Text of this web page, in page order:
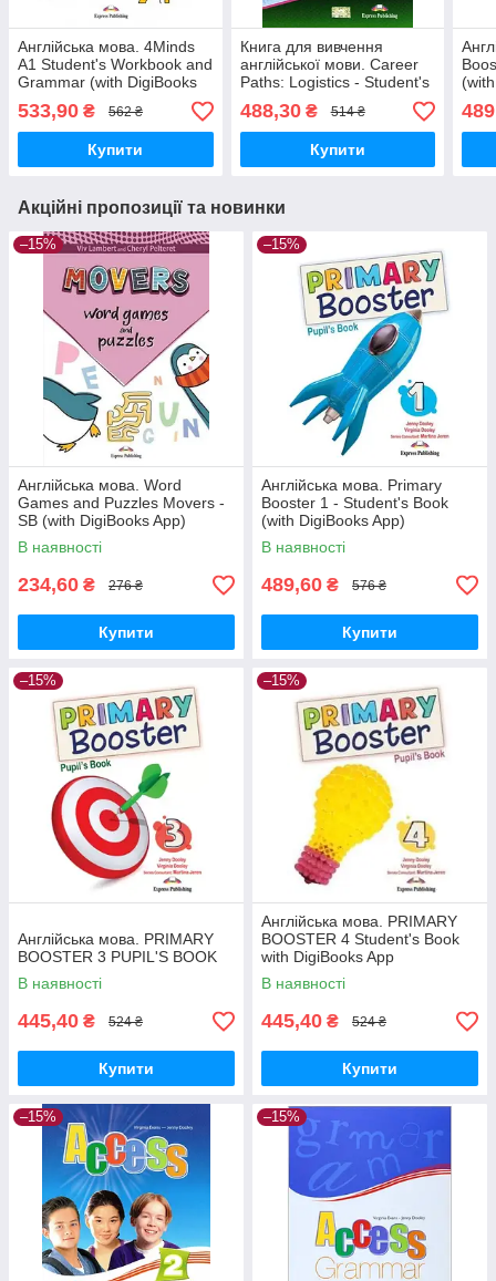
Англійська мова. 4Minds
A1 Student's Workbook and
Grammar (with DigiBooks
App)
533,90 ₴ 562 ₴
Купити
Книга для вивчення
англійської мови. Career
Paths: Logistics - Student's
Book (with Digibooks App)
488,30₴ 514 ₴
Купити
Акційні пропозиції та новинки
–15%
Англійська мова. Word
Games and Puzzles Movers -
SB (with DigiBooks App)
В наявності
234,60 ₴ 276 ₴
Купити
–15%
Англійська мова. Primary
Booster 1 - Student's Book
(with DigiBooks App)
В наявності
489,60 ₴ 576 ₴
Купити
–15%
Англійська мова. PRIMARY
BOOSTER 3 PUPIL'S BOOK
В наявності
445,40 ₴ 524 ₴
Купити
–15%
Англійська мова. PRIMARY
BOOSTER 4 Student's Book
with DigiBooks App
В наявності
445,40 ₴ 524 ₴
Купити
–15% –15%